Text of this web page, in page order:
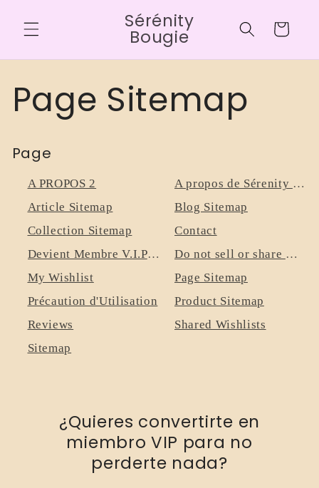
al contenido
Sérénity
Bougie Carrito
Page Sitemap
Page
A PROPOS 2
A propos de Sérenity Bougies !
Article Sitemap
Blog Sitemap
Collection Sitemap
Contact
Devient Membre V.I.P Serenity Bougie
Do not sell or share my personal information
My Wishlist
Page Sitemap
Précaution d'Utilisation
Product Sitemap
Reviews
Shared Wishlists
Sitemap
¿Quieres convertirte en
miembro VIP para no
perderte nada?